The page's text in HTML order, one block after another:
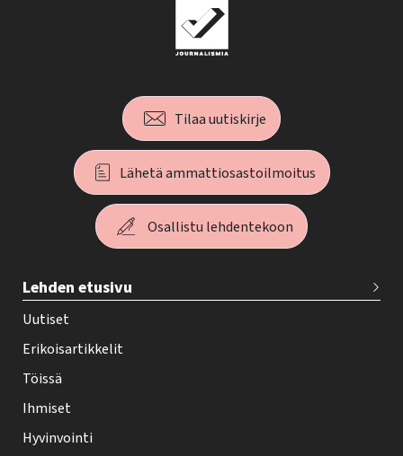
Tilaa uutiskirje
Lähetä ammattiosastoilmoitus
Osallistu lehdentekoon
e
h
y
-
e
h
Lehden etusivu
Uutiset
Erikoisartikkelit
Töissä
Ihmiset
Hyvinvointi